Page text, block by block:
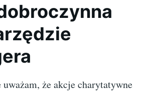
że akcje charytatywne